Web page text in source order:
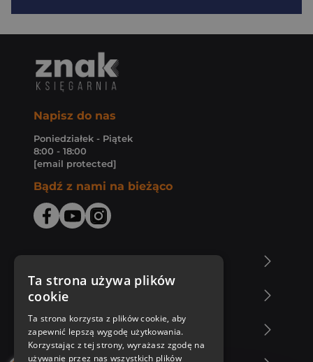
Napisz do nas
Poniedziałek - Piątek
8:00 - 18:00
[email protected]
Bądź z nami na bieżąco
Zakupy u nas
Nasza oferta
Ta strona używa plików
cookie
Ta strona korzysta z plików cookie, aby
zapewnić lepszą wygodę użytkowania.
Korzystając z tej strony, wyrażasz zgodę na
używanie przez nas wszystkich plików